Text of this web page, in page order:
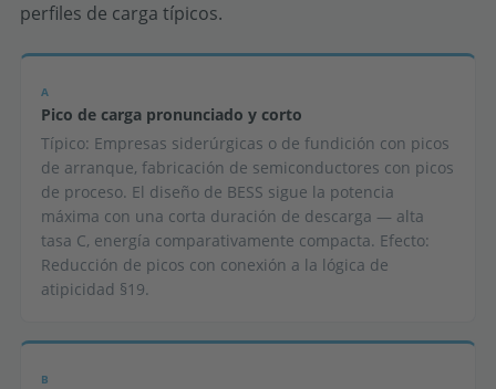
perfiles de carga típicos.
A
Pico de carga pronunciado y corto
Típico: Empresas siderúrgicas o de fundición con picos
de arranque, fabricación de semiconductores con picos
de proceso. El diseño de BESS sigue la potencia
máxima con una corta duración de descarga — alta
tasa C, energía comparativamente compacta. Efecto:
Reducción de picos con conexión a la lógica de
atipicidad §19.
B